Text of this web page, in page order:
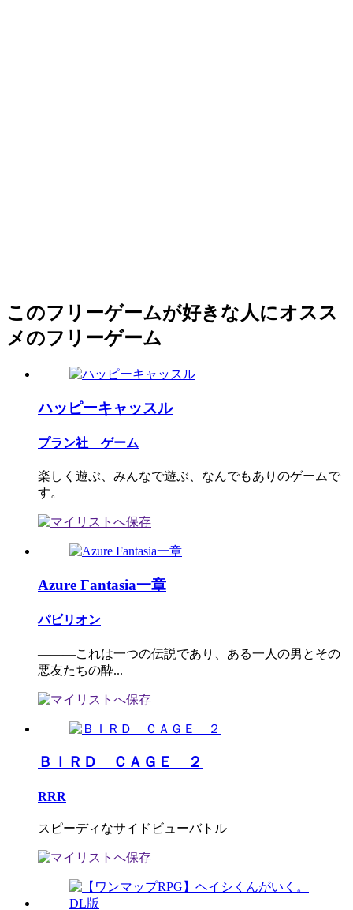
このフリーゲームが好きな人にオスス
メのフリーゲーム
ハッピーキャッスル
プラン社 ゲーム
楽しく遊ぶ、みんなで遊ぶ、なんでもありのゲームで
す。
Azure Fantasia一章
パビリオン
―――これは一つの伝説であり、ある一人の男とその
悪友たちの酔...
ＢＩＲＤ ＣＡＧＥ ２
RRR
スピーディなサイドビューバトル